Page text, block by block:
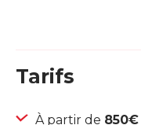
Tarifs
À partir de 850€